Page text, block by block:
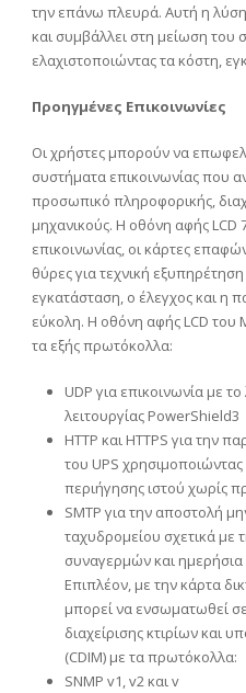
την επάνω πλευρά. Αυτή η
και συμβάλλει στη μείωση του
ελαχιστοποιώντας τα κόστη,
Προηγμένες Επικοινωνίες
Οι χρήστες μπορούν να
συστήματα επικοινωνίας που
προσωπικό πληροφορικής,
μηχανικούς. Η οθόνη αφής LCD
επικοινωνίας, οι κάρτες
θύρες για τεχνική
εγκατάσταση, ο έλεγχος και η
εύκολη. Η οθόνη αφής LCD
τα εξής πρωτόκολλα:
UDP για επικοινωνία με
λειτουργίας PowerShield3
HTTP και HTTPS για την
του UPS
περιήγησης ιστού χωρίς
SMTP για την αποστολή
ταχυδρομείου σχετικά με
συναγερμών και
Επιπλέον, με την κάρτα
μπορεί να ενσωματωθεί
διαχείρισης κτιρίων και
(CDIM) με τα πρωτόκολλα:
SNMP v1, v2 και v